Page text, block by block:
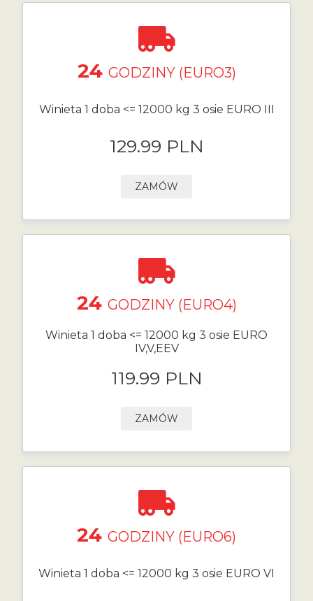
24 GODZINY (EURO3)
Winieta 1 doba <= 12000 kg 3 osie EURO III
129.99 PLN
ZAMÓW
24 GODZINY (EURO4)
Winieta 1 doba <= 12000 kg 3 osie EURO
IV,V,EEV
119.99 PLN
ZAMÓW
24 GODZINY (EURO6)
Winieta 1 doba <= 12000 kg 3 osie EURO VI